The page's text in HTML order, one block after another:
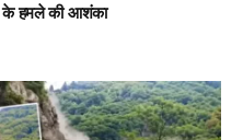
के हमले की आशंका